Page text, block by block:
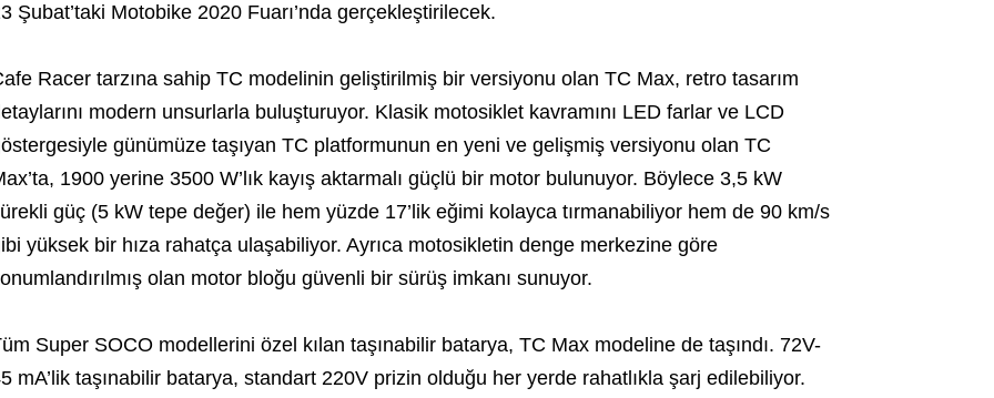
Şubat’taki Motobike 2020 Fuarı’nda gerçekleştirilecek.
Racer tarzına sahip TC modelinin geliştirilmiş bir versiyonu olan TC Max, retro tasarım
modern unsurlarla buluşturuyor. Klasik motosiklet kavramını LED farlar ve LCD
günümüze taşıyan TC platformunun en yeni ve gelişmiş versiyonu olan TC
1900 yerine 3500 W’lık kayış aktarmalı güçlü bir motor bulunuyor. Böylece 3,5 kW
güç (5 kW tepe değer) ile hem yüzde 17’lik eğimi kolayca tırmanabiliyor hem de 90 km/s
yüksek bir hıza rahatça ulaşabiliyor. Ayrıca motosikletin denge merkezine göre
olan motor bloğu güvenli bir sürüş imkanı sunuyor.
Super SOCO modellerini özel kılan taşınabilir batarya, TC Max modeline de taşındı. 72V-
mA’lik taşınabilir batarya, standart 220V prizin olduğu her yerde rahatlıkla şarj edilebiliyor.